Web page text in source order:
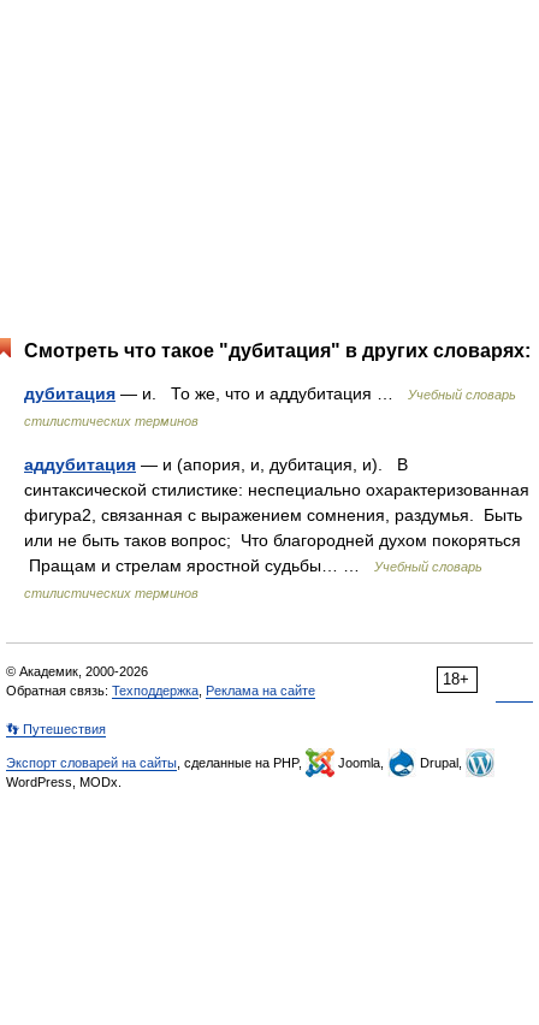
Смотреть что такое "дубитация" в других словарях:
дубитация — и. То же, что и аддубитация …
Учебный словарь
стилистических терминов
аддубитация — и (апория, и, дубитация, и). В
синтаксической стилистике: неспециально охарактеризованная
фигура2, связанная с выражением сомнения, раздумья. Быть
или не быть таков вопрос; Что благородней духом покоряться
Пращам и стрелам яростной судьбы… …
Учебный словарь
стилистических терминов
18+
© Академик, 2000-2026
Обратная связь: Техподдержка Реклама на сайте
👣 Путешествия
Экспорт словарей на сайты , сделанные на PHP, Joomla,
Drupal,
WordPress, MODx.